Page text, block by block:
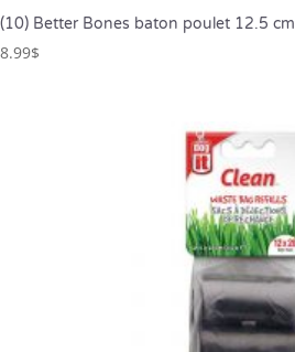
(10) Better Bones baton poulet 12.5 cm
8.99$